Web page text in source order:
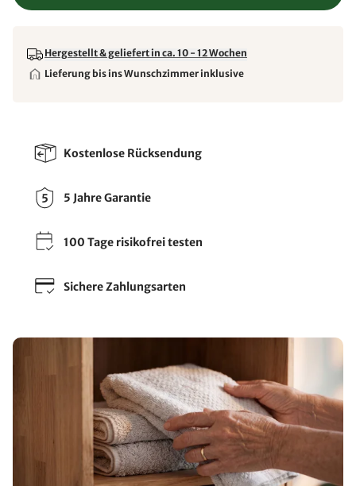
Hergestellt & geliefert in ca. 10 - 12 Wochen
Lieferung bis ins Wunschzimmer inklusive
Kostenlose Rücksendung
5 Jahre Garantie
100 Tage risikofrei testen
Sichere Zahlungsarten